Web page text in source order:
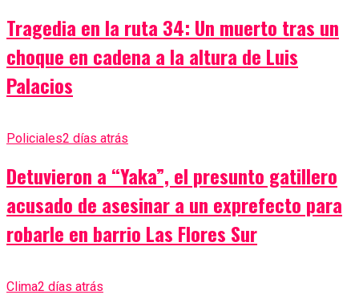
Tragedia en la ruta 34: Un muerto tras un
choque en cadena a la altura de Luis
Palacios
Policiales2 días atrás
Detuvieron a “Yaka”, el presunto gatillero
acusado de asesinar a un exprefecto para
robarle en barrio Las Flores Sur
Clima2 días atrás